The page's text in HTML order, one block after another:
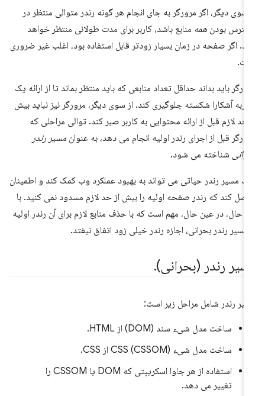
سوی دیگر، اگر مرورگر به جای انجام هر گونه رندر متوالی منتظر در
بودنهمه منابع باشد، کاربر برای مدت طولانی منتظر خواهد
اگر صفحه در زمان بسیار زودتر قابل استفاده بود، اغلب غیر ضروری
باید بداند حداقل تعداد منابعی که باید منتظر بماند تا از ارائه یک
آشکارا شکسته جلوگیری کند. از سوی دیگر، مرورگر نیز نباید بیش
حد لازم قبل از ارائه محتوایی به کاربر صبر کند. توالی مراحلی که
قبل از اجرای رندر اولیه انجام می دهد، به عنوانمسیر رندر
شناخته می شود.
مسیر رندر حیاتی می تواند به بهبود عملکرد وب کمک کند و اطمینان
کند که رندر صفحه اولیه را بیش از حد لازم مسدود نمی کنید. با
حال، در عین حال، مهم است که با حذف منابع لازم برای آن رندر اولیه
مسیر رندر بحرانی، اجازه رندر خیلی زود اتفاق نیفتد.
رندر (بحرانی).
رندر شامل مراحل زیر است:
ساخت مدل شیء سند (DOM) از HTML.
ساخت مدل شیء CSS (CSSOM) از CSS.
استفاده از هر جاوا اسکریپتی که DOM یا CSSOM را
تغییر می دهد.